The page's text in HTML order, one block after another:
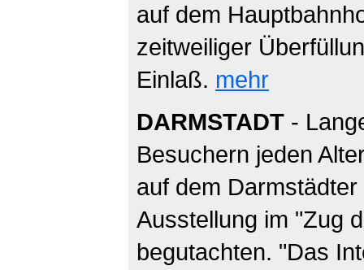
auf dem
zeitweiliger
Einlaß. mehr
DARMSTADT -
Besuchern jeden
auf dem
Ausstellung im "Zug
begutachten. "Das